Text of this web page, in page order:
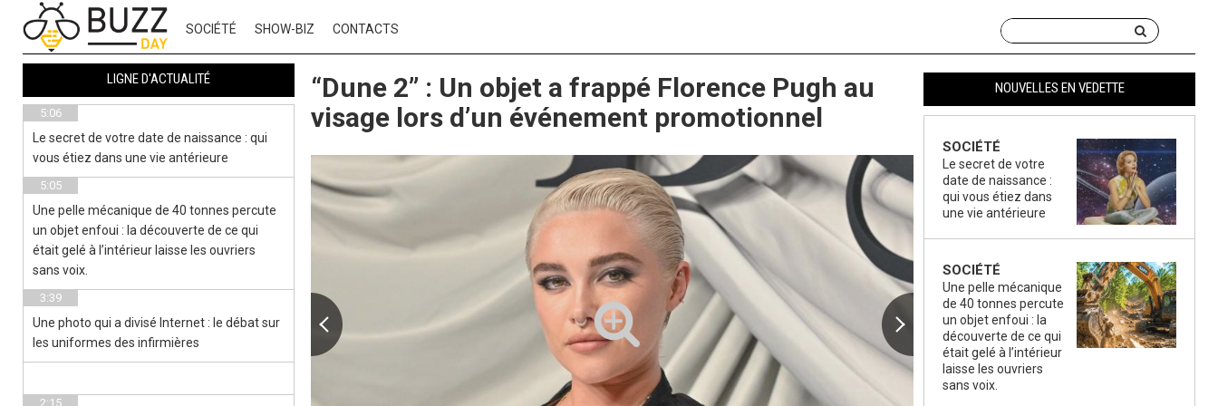
SOCIÉTÉ SHOW-BIZ CONTACTS
“Dune 2” : Un objet a frappé Florence Pugh au
visage lors d’un événement promotionnel
NOUVELLES EN VEDETTE
SOCIÉTÉ
Le secret de votre
date de naissance :
qui vous étiez dans
une vie antérieure
SOCIÉTÉ
Une pelle mécanique
de 40 tonnes percute
un objet enfoui : la
découverte de ce qui
était gelé à l’intérieur
laisse les ouvriers
sans voix.
LIGNE D'ACTUALITÉ
5:06
Le secret de votre date de naissance : qui
vous étiez dans une vie antérieure
5:05
Une pelle mécanique de 40 tonnes percute
un objet enfoui : la découverte de ce qui
était gelé à l’intérieur laisse les ouvriers
sans voix.
3:39
Une photo qui a divisé Internet : le débat sur
les uniformes des infirmières
2:15